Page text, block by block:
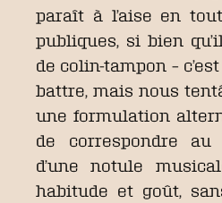
paraît à l’aise en
publiques, si bien
de colin-tampon –
battre, mais nous
une formulation
de correspondre au
d’une notule
habitude et goût,